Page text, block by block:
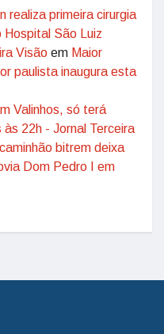
realiza primeira cirurgia
São Luiz
Visão em Maior
paulista inaugura esta
Valinhos, só terá
22h - Jornal Terceira
bitrem deixa
Dom Pedro I em